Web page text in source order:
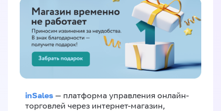
inSales — платформа управления онлайн-
торговлей через интернет-магазин,